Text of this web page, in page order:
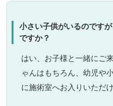
小さい子供がいるのですが、一緒に行っても大丈夫
ですか？
はい、お子様と一緒にご
ゃんはもちろん、幼児や
に施術室へお入りいただけ